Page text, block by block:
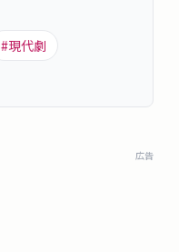
#現代劇
広告